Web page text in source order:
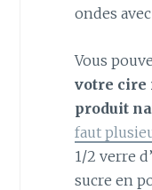
ondes
Vous
votre cire
produit
faut
1/2 verre
sucre en